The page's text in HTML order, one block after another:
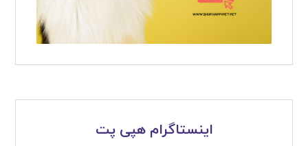
اینستاگرام هپی پت